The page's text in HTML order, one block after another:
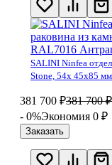
SALINI Ninfea
Stone, 54x 45x85
381 700 ₽381 700 ₽
- 0%Экономия 0 ₽
Заказать